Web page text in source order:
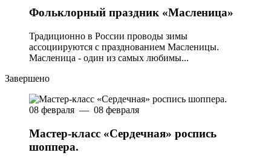
Фольклорный праздник «Масленица»
Традиционно в России проводы зимы
ассоциируются с празднованием Масленицы.
Масленица - один из самых любимы...
Завершено
08 февраля — 08 февраля
Мастер-класс «Сердечная» роспись
шоппера.